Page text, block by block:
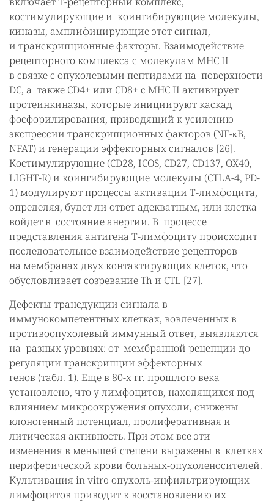
костимулирующие и коингибирующие молекулы,
киназы, амплифицирующие этот сигнал,
и транскрипционные факторы. Взаимодействие
рецепторного комплекса с молекулам MHC II
в связке с опухолевыми пептидами на поверхности
DC, а также CD4+ или СD8+ с MHC II активирует
протеинкиназы, которые инициируют каскад
фосфорилирования, приводящий к усилению
экспрессии транскрипционных факторов (NF-κB,
NFAT) и генерации эффекторных сигналов [26].
Костимулирующие (CD28, ICOS, CD27, CD137, OX40,
LIGHT-R) и коингибирующие молекулы (CTLA-4, PD-
1) модулируют процессы активации Т-лимфоцита,
определяя, будет ли ответ адекватным, или клетка
войдет в состояние анергии. В процессе
представления антигена Т-лимфоциту происходит
последовательное взаимодействие рецепторов
на мембранах двух контактирующих клеток, что
обусловливает созревание Th и CTL [27].
Дефекты трансдукции сигнала в
иммунокомпетентных клетках, вовлеченных в
противоопухолевый иммунный ответ, выявляются
на разных уровнях: от мембранной рецепции до
регуляции транскрипции эффекторных
генов (табл. 1). Еще в 80-х гг. прошлого века
установлено, что у лимфоцитов, находящихся под
влиянием микроокружения опухоли, снижены
клоногенный потенциал, пролиферативная и
литическая активность. При этом все эти
изменения в меньшей степени выражены в клетках
периферической крови больных-опухоленосителей.
Культивация in vitro опухоль-инфильтрирующих
лимфоцитов приводит к восстановлению их